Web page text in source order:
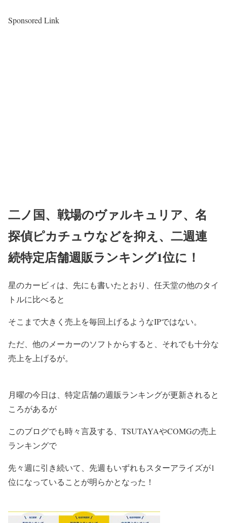
Sponsored Link
二ノ国、戦場のヴァルキュリア、名
探偵ピカチュウなどを抑え、二週連
続特定店舗週販ランキング1位に！
星のカービィは、先にも書いたとおり、任天堂の他のタイ
トルに比べると
そこまで大きく売上を毎回上げるようなIPではない。
ただ、他のメーカーのソフトからすると、それでも十分な
売上を上げるが。
月曜の今日は、特定店舗の週販ランキングが更新されると
ころがあるが
このブログでも時々言及する、TSUTAYAやCOMGの売上
ランキングで
先々週に引き続いて、先週もいずれもスターアライズが1
位になっていることが明らかとなった！